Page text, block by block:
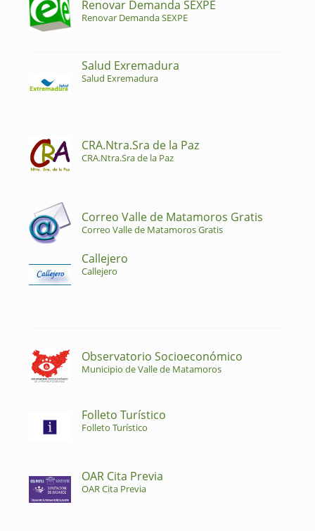
Renovar Demanda SEXPE
Renovar Demanda SEXPE
Salud Exremadura
Salud Exremadura
CRA.Ntra.Sra de la Paz
CRA.Ntra.Sra de la Paz
Correo Valle de Matamoros Gratis
Correo Valle de Matamoros Gratis
Callejero
Callejero
Observatorio Socioeconómico
Municipio de Valle de Matamoros
Folleto Turístico
Folleto Turístico
OAR Cita Previa
OAR Cita Previa